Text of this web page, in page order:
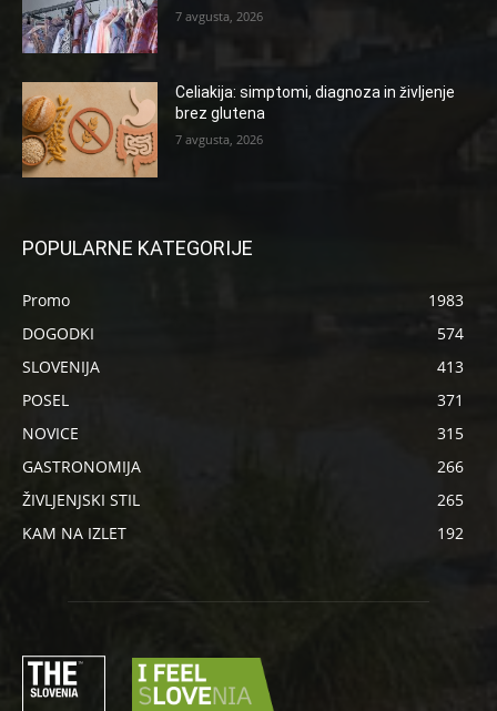
7 avgusta, 2026
Celiakija: simptomi, diagnoza in življenje
brez glutena
7 avgusta, 2026
POPULARNE KATEGORIJE
Promo
1983
DOGODKI
574
SLOVENIJA
413
POSEL
371
NOVICE
315
GASTRONOMIJA
266
ŽIVLJENJSKI STIL
265
KAM NA IZLET
192